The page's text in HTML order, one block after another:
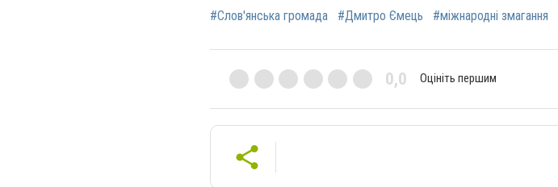
#Слов'янська громада #Дмитро Ємець #міжнародні змагання
0,0 Оцініть першим